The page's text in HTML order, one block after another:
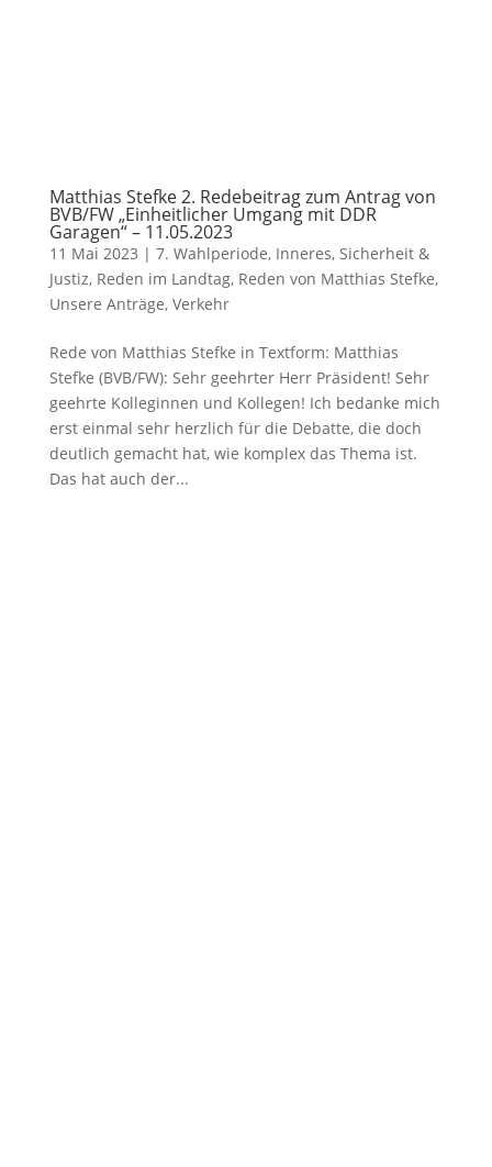
Matthias Stefke 2. Redebeitrag zum Antrag von
BVB/FW „Einheitlicher Umgang mit DDR
Garagen“ – 11.05.2023
11 Mai 2023 | 7. Wahlperiode, Inneres, Sicherheit &
Justiz, Reden im Landtag, Reden von Matthias Stefke,
Unsere Anträge, Verkehr
Rede von Matthias Stefke in Textform: Matthias
Stefke (BVB/FW): Sehr geehrter Herr Präsident! Sehr
geehrte Kolleginnen und Kollegen! Ich bedanke mich
erst einmal sehr herzlich für die Debatte, die doch
deutlich gemacht hat, wie komplex das Thema ist.
Das hat auch der...